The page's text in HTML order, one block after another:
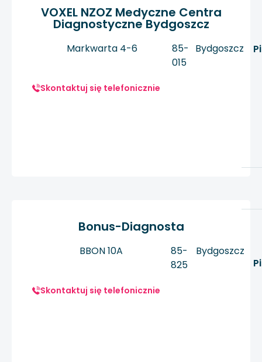
VOXEL NZOZ Medyczne Centra
Diagnostyczne Bydgoszcz
Markwarta 4-6
85-
015
Bydgoszcz
Skontaktuj się telefonicznie
Bonus-Diagnosta
BBON 10A
85-
825
Bydgoszcz
Skontaktuj się telefonicznie